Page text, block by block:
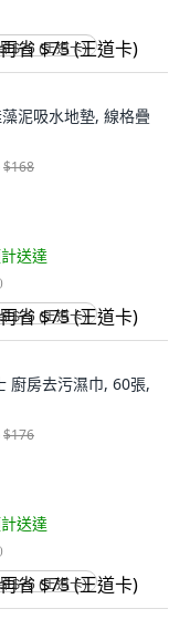
$75 (王道卡)
泥吸水地墊, 線格疊
$168
送達
)
$75 (王道卡)
廚房去污濕巾, 60張,
$176
送達
)
$75 (王道卡)